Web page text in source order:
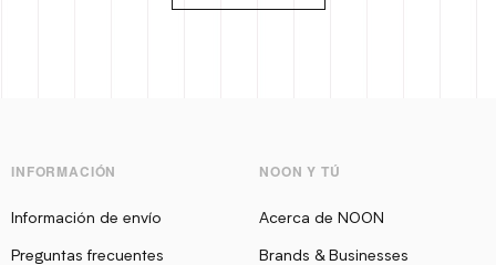
INFORMACIÓN
Información de envío
Preguntas frecuentes
NOON Y TÚ
Acerca de NOON
Brands & Businesses